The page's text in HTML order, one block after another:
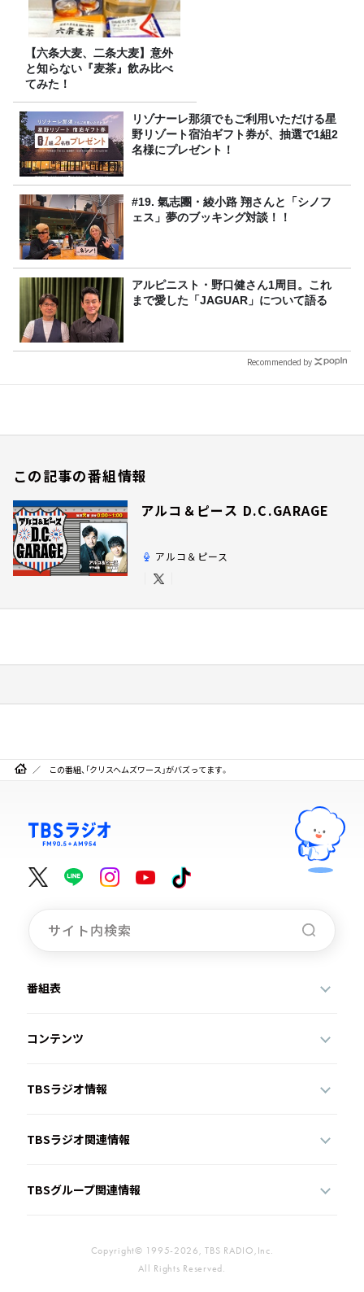
【六条大麦、二条大麦】意外
と知らない『麦茶』飲み比べ
てみた！
リゾナーレ那須でもご利用いただける星
野リゾート宿泊ギフト券が、抽選で1組2
名様にプレゼント！
#19. 氣志團・綾小路 翔さんと「シノフ
ェス」夢のブッキング対談！！
アルピニスト・野口健さん1周目。これ
まで愛した「JAGUAR」について語る
Recommended by
この記事の番組情報
アルコ＆ピース D.C.GARAGE
アルコ＆ピース
この番組、「クリスヘムズワース」がバズってます。
番組表
コンテンツ
TBSラジオ情報
TBSラジオ関連情報
TBSグループ関連情報
Copyright© 1995-2026, TBS RADIO,Inc.
All Rights Reserved.